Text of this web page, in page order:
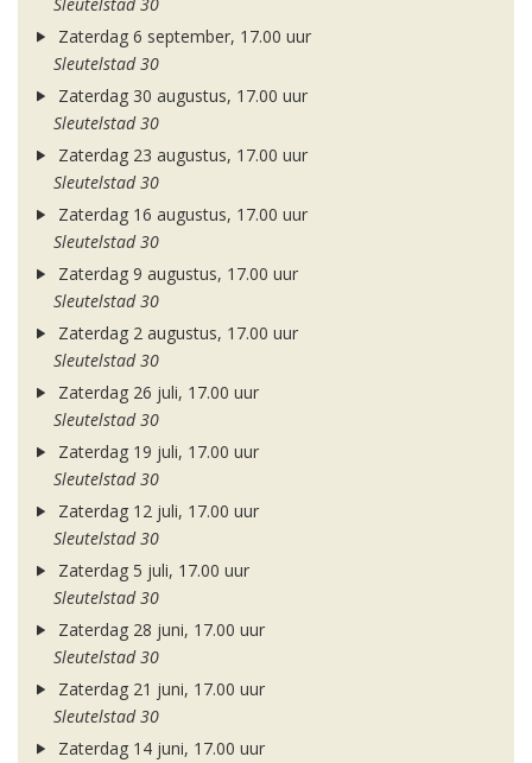
Sleutelstad 30
Zaterdag 6 september, 17.00 uur
Sleutelstad 30
Zaterdag 30 augustus, 17.00 uur
Sleutelstad 30
Zaterdag 23 augustus, 17.00 uur
Sleutelstad 30
Zaterdag 16 augustus, 17.00 uur
Sleutelstad 30
Zaterdag 9 augustus, 17.00 uur
Sleutelstad 30
Zaterdag 2 augustus, 17.00 uur
Sleutelstad 30
Zaterdag 26 juli, 17.00 uur
Sleutelstad 30
Zaterdag 19 juli, 17.00 uur
Sleutelstad 30
Zaterdag 12 juli, 17.00 uur
Sleutelstad 30
Zaterdag 5 juli, 17.00 uur
Sleutelstad 30
Zaterdag 28 juni, 17.00 uur
Sleutelstad 30
Zaterdag 21 juni, 17.00 uur
Sleutelstad 30
Zaterdag 14 juni, 17.00 uur